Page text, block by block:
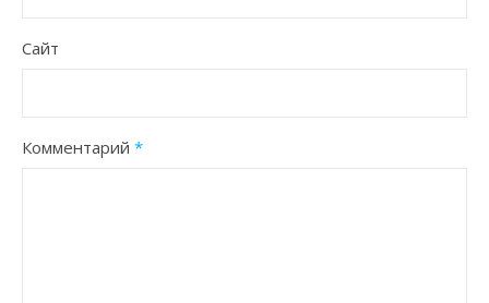
Сайт
Комментарий *